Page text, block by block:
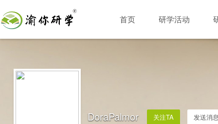
首页 研学活动
DoraPalmor 关注TA 发送消